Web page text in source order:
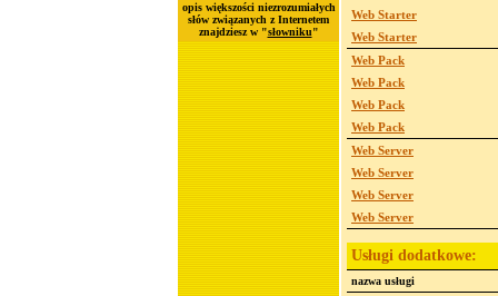
opis większości niezrozumiałych
słów związanych z Internetem
znajdziesz w "słowniku"
Web Starter
Web Starter
Web Pack
Web Pack
Web Pack
Web Pack
Web Server
Web Server
Web Server
Web Server
Usługi dodatkowe:
nazwa usługi